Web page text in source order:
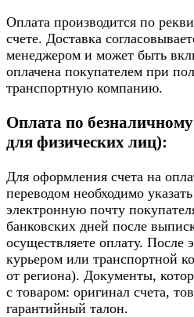
Оплата производится по
счете. Доставка
менеджером и может быть
оплачена покупателем при
транспортную компанию.
Оплата по
для физических лиц):
Для оформления счета на
переводом необходимо
электронную почту
банковских дней после
осуществляете оплату. После
курьером или транспортной
от региона). Документы,
с товаром: оригинал счета,
гарантийный талон.